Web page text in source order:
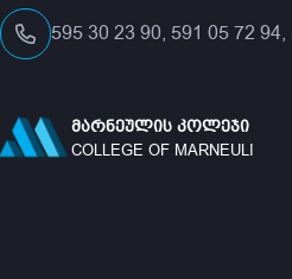
595 30 23 90, 591 05 72
ᲛᲐᲠᲜᲔᲣᲚᲘᲡ ᲙᲝᲚᲔᲯᲘ
COLLEGE OF MARNEULI